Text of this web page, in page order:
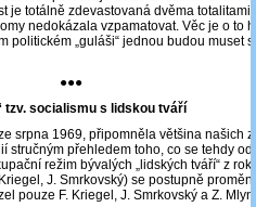
je totálně zdevastovaná dvěma totalitami
nedokázala vzpamatovat. Věc je o to
politickém „guláši“ jednou budou muset
●●●
tzv. socialismu s lidskou tváří
srpna 1969, připomněla většina našich
stručným přehledem toho, co se tehdy
režim bývalých „lidských tváří“ z
J. Smrkovský) se postupně
pouze F. Kriegel, J. Smrkovský a Z.